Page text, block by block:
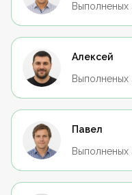
Выполненых
Алексей
Выполненых
Павел
Выполненых